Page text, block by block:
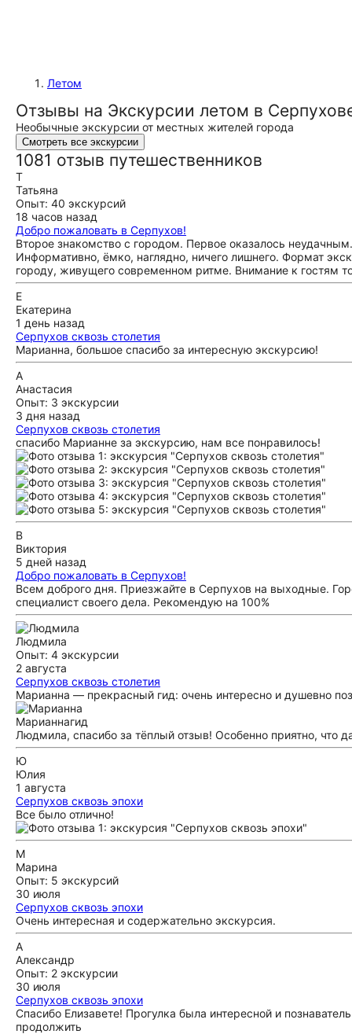
Летом
Отзывы на Экскурсии летом в
Необычные экскурсии от местных жителей города
Смотреть все экскурсии
1081 отзыв путешественников
Т
Татьяна
Опыт: 40 экскурсий
18 часов назад
Добро пожаловать в Серпухов!
Второе знакомство с городом. Первое оказалось
Информативно, ёмко, наглядно, ничего лишнего. Формат
городу, живущего современном ритме. Внимание к гостям
Е
Екатерина
1 день назад
Серпухов сквозь столетия
Марианна, большое спасибо за интересную экскурсию!
А
Анастасия
Опыт: 3 экскурсии
3 дня назад
Серпухов сквозь столетия
спасибо Марианне за экскурсию, нам все понравилось!
В
Виктория
5 дней назад
Добро пожаловать в Серпухов!
Всем доброго дня. Приезжайте в Серпухов на выходные.
специалист своего дела. Рекомендую на 100%
Людмила
Опыт: 4 экскурсии
2 августа
Серпухов сквозь столетия
Марианна — прекрасный гид: очень интересно и душевно
Марианнагид
Людмила, спасибо за тёплый отзыв! Особенно приятно, что
Ю
Юлия
1 августа
Серпухов сквозь эпохи
Все было отлично!
М
Марина
Опыт: 5 экскурсий
30 июля
Серпухов сквозь эпохи
Очень интересная и содержательно экскурсия.
А
Александр
Опыт: 2 экскурсии
30 июля
Серпухов сквозь эпохи
Спасибо Елизавете! Прогулка была интересной и
продолжить